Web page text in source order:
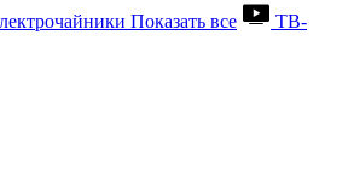
Показать все
ТВ-